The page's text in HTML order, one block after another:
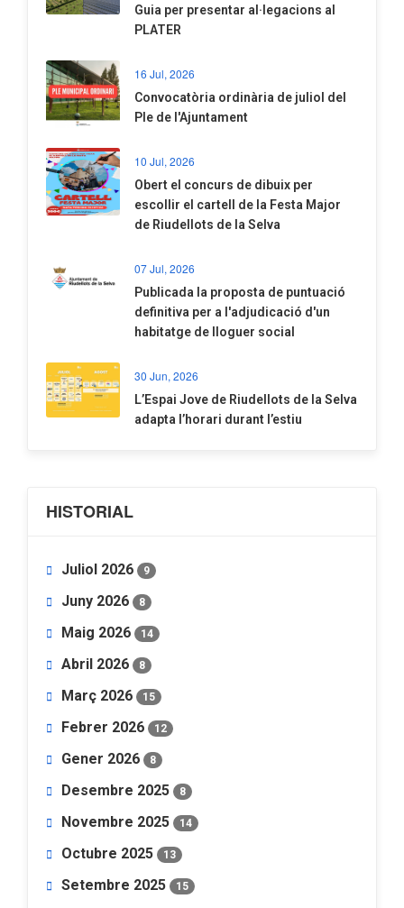
​Guia per presentar al·legacions al
PLATER
16 Jul, 2026
Convocatòria ordinària de juliol del
Ple de l'Ajuntament
10 Jul, 2026
​Obert el concurs de dibuix per
escollir el cartell de la Festa Major
de Riudellots de la Selva
07 Jul, 2026
​Publicada la proposta de puntuació
definitiva per a l'adjudicació d'un
habitatge de lloguer social
30 Jun, 2026
​L’Espai Jove de Riudellots de la Selva
adapta l’horari durant l’estiu
HISTORIAL
Juliol 2026 9
Juny 2026 8
Maig 2026 14
Abril 2026 8
Març 2026 15
Febrer 2026 12
Gener 2026 8
Desembre 2025 8
Novembre 2025 14
Octubre 2025 13
Setembre 2025 15